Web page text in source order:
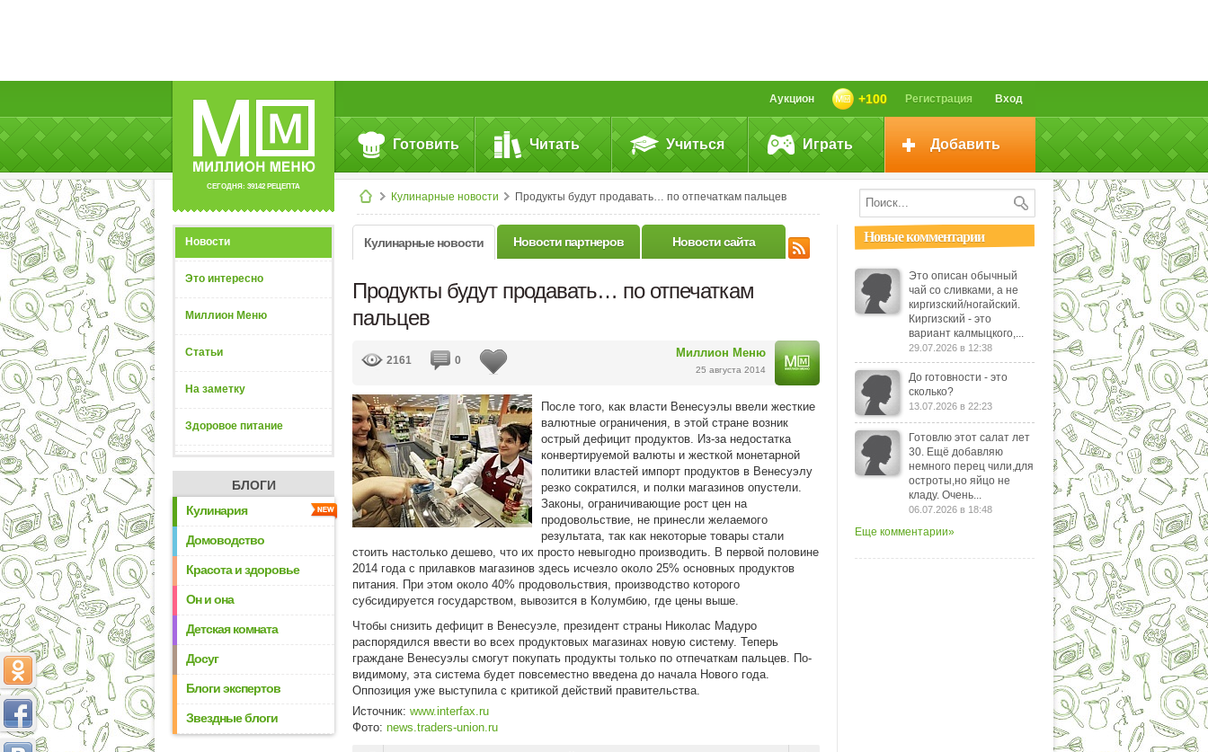
СЕГОДНЯ: 39142 РЕЦЕПТА
Вход
Регистрация
+100
Аукцион
Готовить Читать Учиться Играть Добавить
Кулинарные новости Продукты будут продавать… по отпечаткам пальцев
Новости
Это интересно
Миллион Меню
Статьи
На заметку
Здоровое питание
БЛОГИ
Кулинария
Домоводство
Красота и здоровье
Он и она
Детская комната
Досуг
Блоги экспертов
Звездные блоги
Кулинарные новости Новости партнеров Новости сайта
Продукты будут продавать… по отпечаткам
пальцев
Миллион Меню
25 августа 2014
2161 0
После того, как власти Венесуэлы ввели жесткие
валютные ограничения, в этой стране возник
острый дефицит продуктов. Из-за недостатка
конвертируемой валюты и жесткой монетарной
политики властей импорт продуктов в Венесуэлу
резко сократился, и полки магазинов опустели.
Законы, ограничивающие рост цен на
продовольствие, не принесли желаемого
результата, так как некоторые товары стали
стоить настолько дешево, что их просто невыгодно производить. В первой половине
2014 года с прилавков магазинов здесь исчезло около 25% основных продуктов
питания. При этом около 40% продовольствия, производство которого
субсидируется государством, вывозится в Колумбию, где цены выше.
Чтобы снизить дефицит в Венесуэле, президент страны Николас Мадуро
распорядился ввести во всех продуктовых магазинах новую систему. Теперь
граждане Венесуэлы смогут покупать продукты только по отпечаткам пальцев. По-
видимому, эта система будет повсеместно введена до начала Нового года.
Оппозиция уже выступила с критикой действий правительства.
Источник: www.interfax.ru
Фото: news.traders-union.ru
Новые комментарии
Это описан обычный
чай со сливками, а не
киргизский/ногайский.
Киргизский - это
вариант калмыцкого,...
29.07.2026 в 12:38
До готовности - это
сколько?
13.07.2026 в 22:23
Готовлю этот салат лет
30. Ещё добавляю
немного перец чили,для
остроты,но яйцо не
кладу. Очень...
06.07.2026 в 18:48
Еще комментарии»